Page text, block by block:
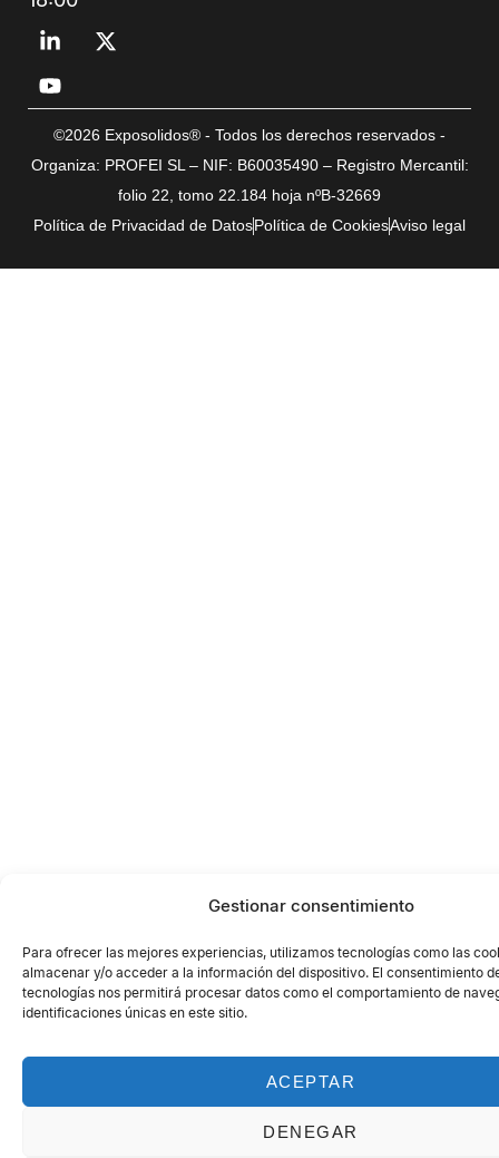
Gestionar consentimiento
Para ofrecer las mejores experiencias, utilizamos tecnologías como las
almacenar y/o acceder a la información del dispositivo. El consentimiento
tecnologías nos permitirá procesar datos como el comportamiento de
identificaciones únicas en este sitio.
ACEPTAR
DENEGAR
©2026 Exposolidos® - Todos los derechos reservados -
Organiza: PROFEI SL – NIF: B60035490 – Registro Mercantil:
folio 22, tomo 22.184 hoja nºB-32669
Política de Privacidad de DatosPolítica de CookiesAviso legal